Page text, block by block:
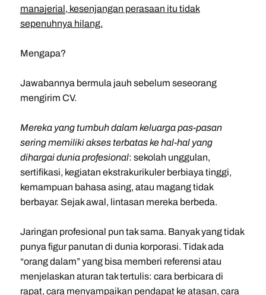
manajerial, kesenjangan perasaan itu tidak
sepenuhnya hilang.
Mengapa?
Jawabannya bermula jauh sebelum seseorang
mengirim CV.
Mereka yang tumbuh dalam keluarga pas-pasan
sering memiliki akses terbatas ke hal-hal yang
dihargai dunia profesional: sekolah unggulan,
sertifikasi, kegiatan ekstrakurikuler berbiaya tinggi,
kemampuan bahasa asing, atau magang tidak
berbayar. Sejak awal, lintasan mereka berbeda.
Jaringan profesional pun tak sama. Banyak yang tidak
punya figur panutan di dunia korporasi. Tidak ada
“orang dalam” yang bisa memberi referensi atau
menjelaskan aturan tak tertulis: cara berbicara di
rapat, cara menyampaikan pendapat ke atasan, cara